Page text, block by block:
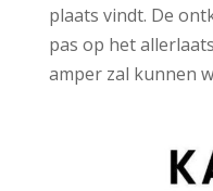
plaats vindt. De
pas op het
amper zal kunnen